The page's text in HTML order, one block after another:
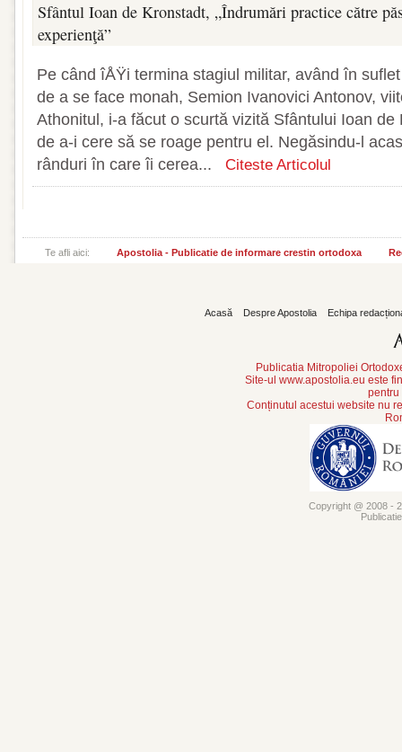
Sfântul Ioan de Kronstadt, „Îndrumări practice către
experienţă”
Pe când îÅŸi termina stagiul militar, având în
de a se face monah, Semion Ivanovici Antonov,
Athonitul, i-a făcut o scurtă vizită Sfântului Ioan de
de a-i cere să se roage pentru el. Negăsindu-l
rânduri în care îi cerea...
Citeste Articolul
Te afli aici: Apostolia - Publicatie de informare crestin ortodoxa
Acasă Despre Apostolia Echipa
Publicatia Mitropoliei
Site-ul www.apostolia.eu este
pentru
Conținutul acestui website nu
Copyright @ 2008 -